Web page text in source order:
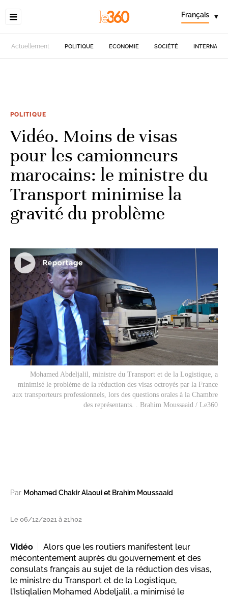
Français ▾
Actuellement POLITIQUE ECONOMIE SOCIÉTÉ
POLITIQUE
Vidéo. Moins de visas
pour les camionneurs
marocains: le ministre du
Transport minimise la
gravité du problème
Mohamed Abdeljalil, ministre du Transport et de la Logistique, a
minimisé le problème de la réduction des visas octroyés par la France
aux transporteurs professionnels, lors des questions orales à la Chambre
des représentants. . Brahim Moussaaid / Le360
Par Mohamed Chakir Alaoui et Brahim Moussaaid
Le 06/12/2021 à 21h02
Vidéo
Alors que les routiers manifestent leur
mécontentement auprès du gouvernement et des
consulats français au sujet de la réduction des visas,
le ministre du Transport et de la Logistique,
l’Istiqlalien Mohamed Abdeljalil, a minimisé le